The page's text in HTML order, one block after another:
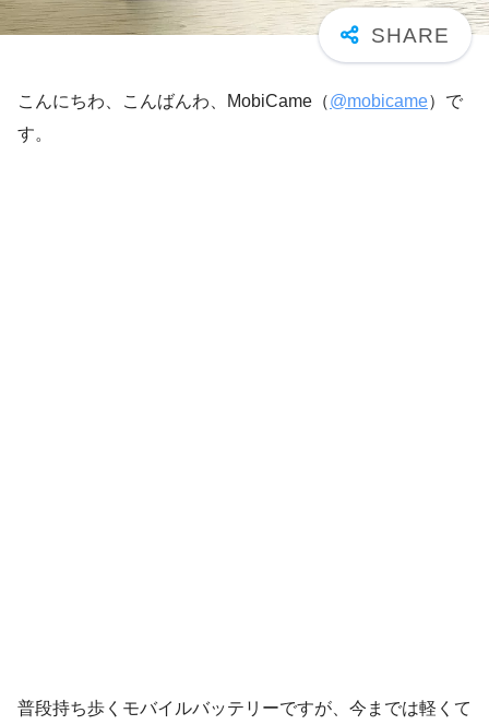
こんにちわ、こんばんわ、MobiCame（@mobicame）で
す。
普段持ち歩くモバイルバッテリーですが、今までは軽くて